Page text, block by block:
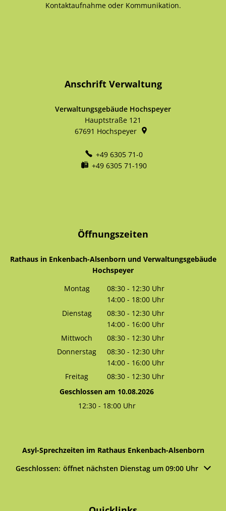
Kontaktaufnahme oder Kommunikation.
Anschrift Verwaltung
Verwaltungsgebäude Hochspeyer
Hauptstraße 121
67691 Hochspeyer
+49 6305 71-0
+49 6305 71-190
Öffnungszeiten
Rathaus in Enkenbach-Alsenborn und Verwaltungsgebäude
Hochspeyer
Montag
08:30 - 12:30 Uhr
Von 08:30 bis 12:30 Uhr
14:00 - 18:00 Uhr
Von 14:00 bis 18:00 Uhr
Dienstag 08:30 - 12:30 Uhr
Von 08:30 bis 12:30 Uhr
14:00 - 16:00 Uhr
Von 14:00 bis 16:00 Uhr
Mittwoch 08:30 - 12:30 Uhr
Von 08:30 bis 12:30 Uhr
Donnerstag 08:30 - 12:30 Uhr
Von 08:30 bis 12:30 Uhr
14:00 - 16:00 Uhr
Von 14:00 bis 16:00 Uhr
Freitag 08:30 - 12:30 Uhr
Von 08:30 bis 12:30 Uhr
Geschlossen am 10.08.2026
12:30- 18:00Uhr
Asyl-Sprechzeiten im Rathaus Enkenbach-Alsenborn
Klicken, um weitere Öffnungs- oder Schließzeiten
Geschlossen: öffnet nächsten Dienstag um 09:00 Uhr